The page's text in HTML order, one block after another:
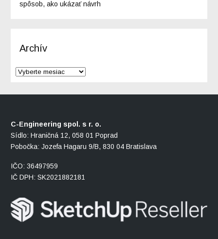
spôsob, ako ukázať návrh
Archív
C-Engineering spol. s r. o.
Sídlo: Hraničná 12, 058 01 Poprad
Pobočka: Jozefa Hagaru 9/B, 830 04 Bratislava
IČO: 36497959
IČ DPH: SK2021882181